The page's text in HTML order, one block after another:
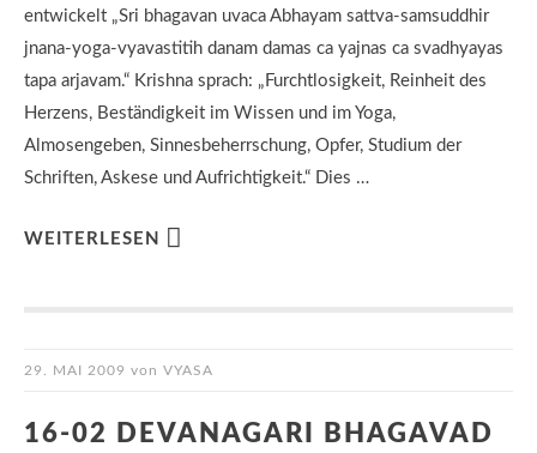
entwickelt „Sri bhagavan uvaca Abhayam sattva-samsuddhir
jnana-yoga-vyavastitih danam damas ca yajnas ca svadhyayas
tapa arjavam.“ Krishna sprach: „Furchtlosigkeit, Reinheit des
Herzens, Beständigkeit im Wissen und im Yoga,
Almosengeben, Sinnesbeherrschung, Opfer, Studium der
Schriften, Askese und Aufrichtigkeit.“ Dies …
WEITERLESEN
29. MAI 2009 von VYASA
16-02 DEVANAGARI BHAGAVAD